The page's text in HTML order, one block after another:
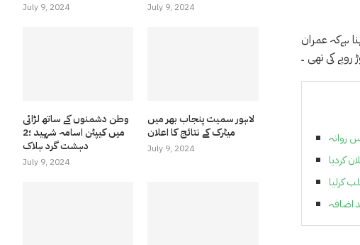
ہےکہ عمران
روانہ
کردیا
کرلیا
July 9, 2024 July 9, 2024
وطن دشمنوں کے ساتھ لڑائی
میں کیپٹن اسامہ شہید ؛2
دہشت گرد ہلاک
July 9, 2024
لاہور سمیت پنجاب بھر میں
میٹرک کے نتائج کا اعلان
July 9, 2024